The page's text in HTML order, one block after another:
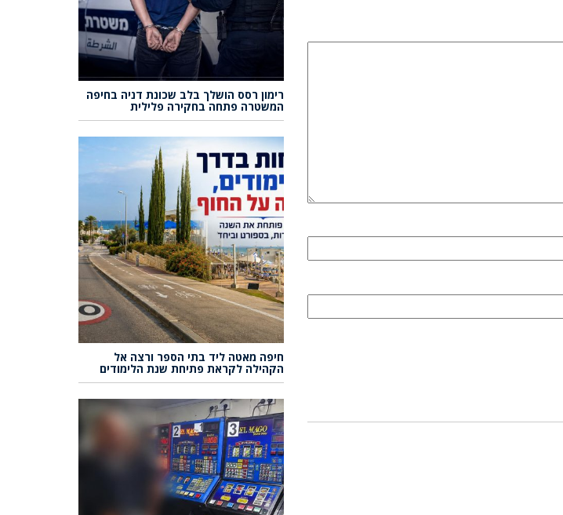
רימון רסס הושלך בלב שכונת דניה בחיפה
המשטרה פתחה בחקירה פלילית
חיפה מאטה ליד בתי הספר ורצה אל
הקהילה לקראת פתיחת שנת הלימודים